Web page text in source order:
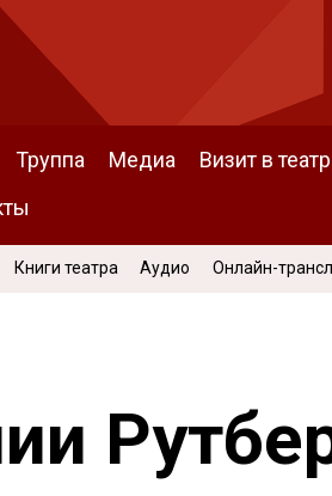
Труппа Медиа Визит в театр
Книги театра Аудио Онлайн-